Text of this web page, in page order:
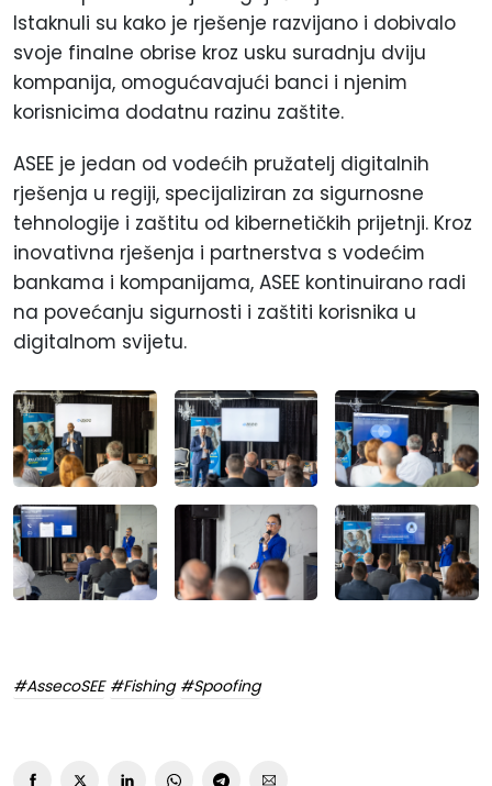
Istaknuli su kako je rješenje razvijano i dobivalo
svoje finalne obrise kroz usku suradnju dviju
kompanija, omogućavajući banci i njenim
korisnicima dodatnu razinu zaštite.
ASEE je jedan od vodećih pružatelj digitalnih
rješenja u regiji, specijaliziran za sigurnosne
tehnologije i zaštitu od kibernetičkih prijetnji. Kroz
inovativna rješenja i partnerstva s vodećim
bankama i kompanijama, ASEE kontinuirano radi
na povećanju sigurnosti i zaštiti korisnika u
digitalnom svijetu.
#AssecoSEE #Fishing #Spoofing